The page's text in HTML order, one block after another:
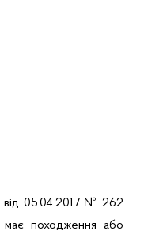
від 05.04.2017 № 262
має походження
або